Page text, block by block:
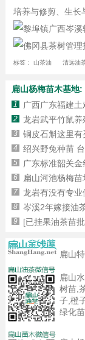
培养与修剪、生长
标签： 山茶油 清远油
扁山杨梅苗木基地:
1 广西广东福建
2 龙岩武平竹鼠
3 铜皮石斛这里
4 绍兴野兔种苗
5 广东标准韶关
6 扁山河池杨梅
7 龙岩有没有专业
8 岑溪2年嫁接油
9 [已挂果油茶苗
扁山
扁山
树苗,
子,橙
绿化